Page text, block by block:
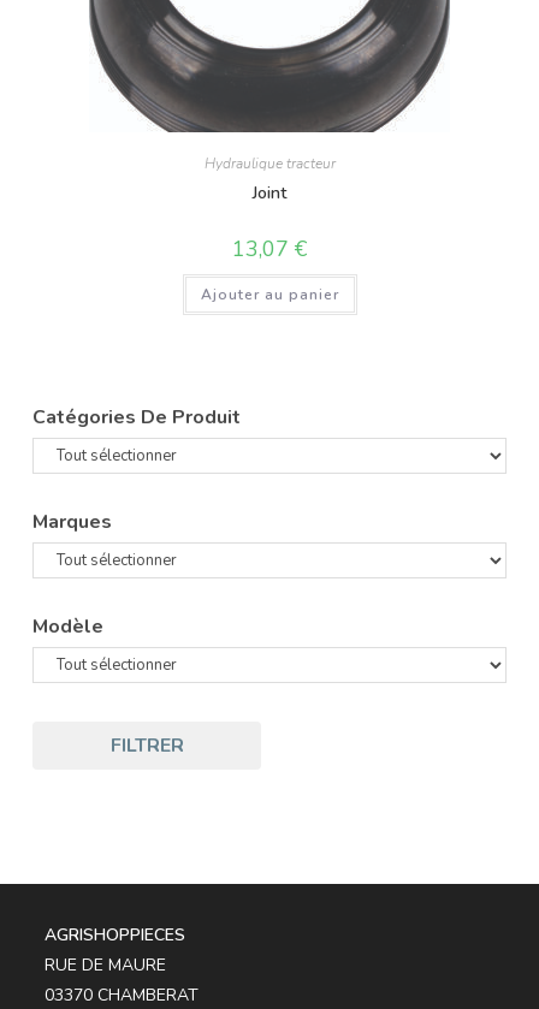
Hydraulique tracteur
Joint
13,07 €
Ajouter au panier
Catégories De Produit
Marques
Modèle
FILTRER
AGRISHOPPIECES
RUE DE MAURE
03370 CHAMBERAT